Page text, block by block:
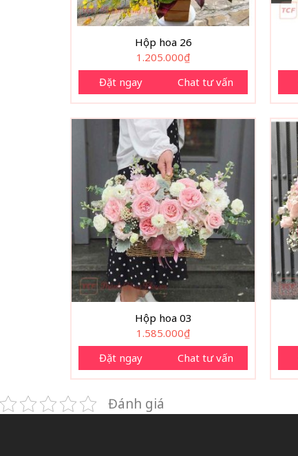
Hộp hoa 26
1.205.000₫
Đặt ngay
Chat tư vấn
Hộp hoa 03
1.585.000₫
Đặt ngay
Chat tư vấn
Đánh giá